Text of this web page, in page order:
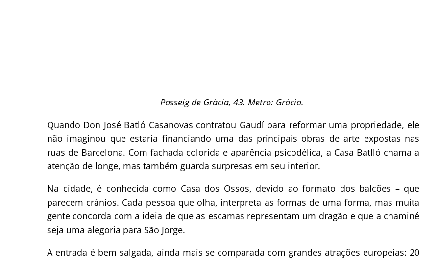
Passeig de Gràcia, 43. Metro: Gràcia.
Quando Don José Batló Casanovas contratou Gaudí para reformar uma propriedade, ele
não imaginou que estaria financiando uma das principais obras de arte expostas nas
ruas de Barcelona. Com fachada colorida e aparência psicodélica, a Casa Batlló chama a
atenção de longe, mas também guarda surpresas em seu interior.
Na cidade, é conhecida como Casa dos Ossos, devido ao formato dos balcões – que
parecem crânios. Cada pessoa que olha, interpreta as formas de uma forma, mas muita
gente concorda com a ideia de que as escamas representam um dragão e que a chaminé
seja uma alegoria para São Jorge.
A entrada é bem salgada, ainda mais se comparada com grandes atrações europeias: 20